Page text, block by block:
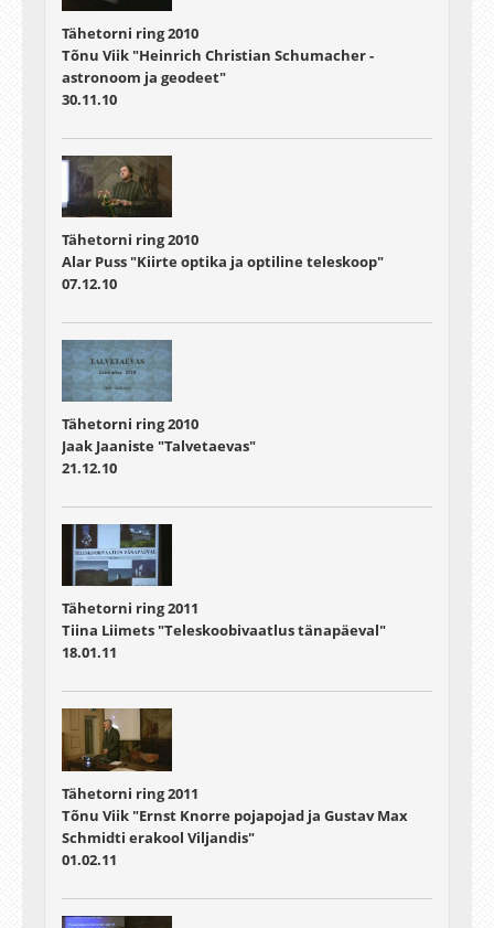
Tähetorni ring 2010
Tõnu Viik "Heinrich Christian Schumacher -
astronoom ja geodeet"
30.11.10
Tähetorni ring 2010
Alar Puss "Kiirte optika ja optiline teleskoop"
07.12.10
Tähetorni ring 2010
Jaak Jaaniste "Talvetaevas"
21.12.10
Tähetorni ring 2011
Tiina Liimets "Teleskoobivaatlus tänapäeval"
18.01.11
Tähetorni ring 2011
Tõnu Viik "Ernst Knorre pojapojad ja Gustav Max
Schmidti erakool Viljandis"
01.02.11